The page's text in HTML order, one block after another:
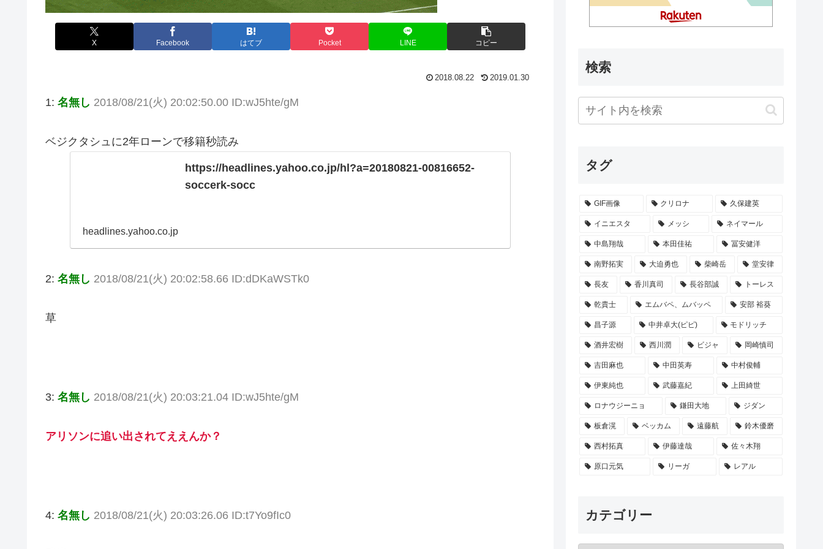
X Facebook はてブ Pocket LINE コピー
2018.08.22 2019.01.30
1: 名無し 2018/08/21(火) 20:02:50.00 ID:wJ5hte/gM
ベジクタシュに2年ローンで移籍秒読み
https://headlines.yahoo.co.jp/hl?a=20180821-00816652-
soccerk-socc
headlines.yahoo.co.jp
2: 名無し 2018/08/21(火) 20:02:58.66 ID:dDKaWSTk0
草
3: 名無し 2018/08/21(火) 20:03:21.04 ID:wJ5hte/gM
アリソンに追い出されてええんか？
4: 名無し 2018/08/21(火) 20:03:26.06 ID:t7Yo9fIc0
検索
タグ
GIF画像 クリロナ 久保建英
イニエスタ メッシ ネイマール
中島翔哉 本田佳祐 冨安健洋
南野拓実 大迫勇也 柴崎岳 堂安律
長友 香川真司 長谷部誠 トーレス
乾貴士 エムバペ、ムバッペ 安部 裕葵
昌子源 中井卓大(ピピ) モドリッチ
酒井宏樹 西川潤 ビジャ 岡崎慎司
吉田麻也 中田英寿 中村俊輔
伊東純也 武藤嘉紀 上田綺世
ロナウジーニョ 鎌田大地 ジダン
板倉滉 ベッカム 遠藤航 鈴木優磨
西村拓真 伊藤達哉 佐々木翔
原口元気 リーガ レアル
カテゴリー